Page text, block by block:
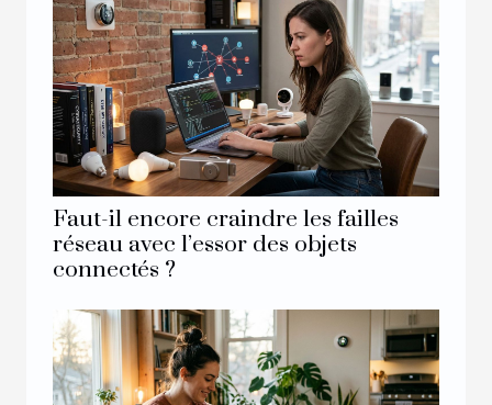
Faut-il encore craindre les failles
réseau avec l’essor des objets
connectés ?